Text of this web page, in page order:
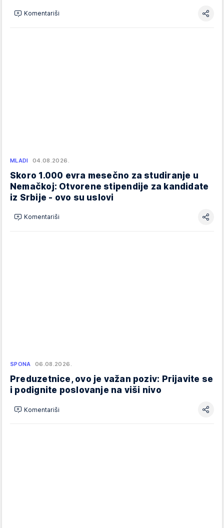
Komentariši
MLADI 04.08.2026.
Skoro 1.000 evra mesečno za studiranje u
Nemačkoj: Otvorene stipendije za kandidate
iz Srbije - ovo su uslovi
Komentariši
SPONA 06.08.2026.
Preduzetnice, ovo je važan poziv: Prijavite se
i podignite poslovanje na viši nivo
Komentariši